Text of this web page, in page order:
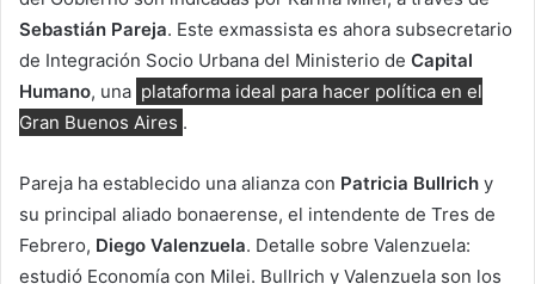
Sebastián Pareja. Este exmassista es ahora subsecretario
de Integración Socio Urbana del Ministerio de Capital
Humano, una plataforma ideal para hacer política en el
Gran Buenos Aires .
Pareja ha establecido una alianza con Patricia Bullrich y
su principal aliado bonaerense, el intendente de Tres de
Febrero, Diego Valenzuela. Detalle sobre Valenzuela:
estudió Economía con Milei. Bullrich y Valenzuela son los